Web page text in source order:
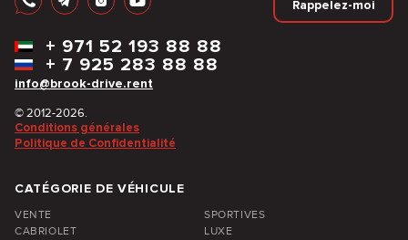
Rappelez-moi
info@brook-drive.rent
+ 7 925 283 88 88
+ 971 52 193 88 88
© 2012-2026.
Conditions générales
Politique de Confidentialité
CATÉGORIE DE VÉHICULE
VENTE
SPORTIVES
CABRIOLET
LUXE